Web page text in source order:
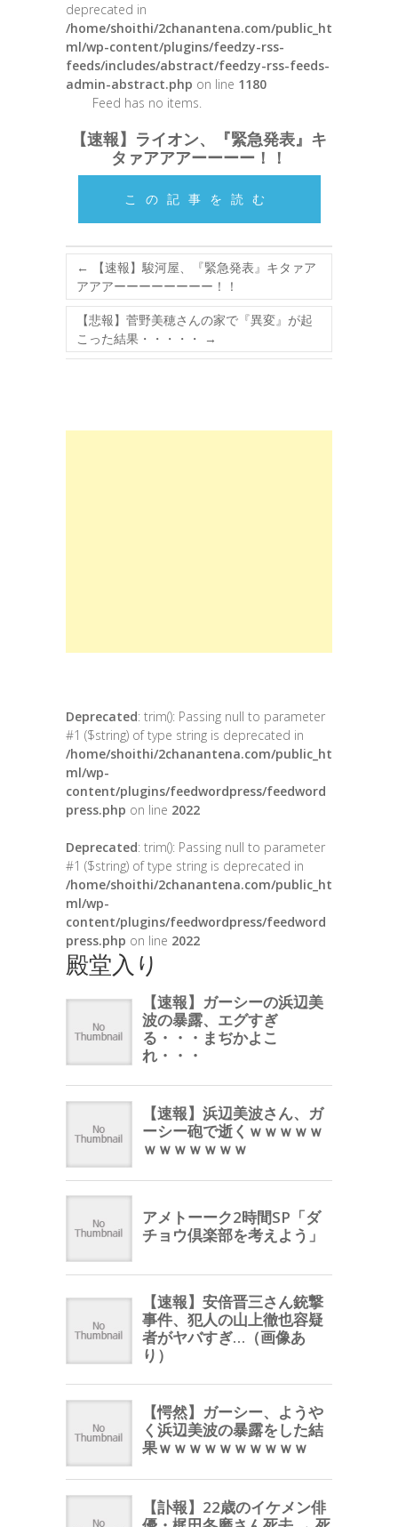
deprecated in
/home/shoithi/2chanantena.com/public_ht
ml/wp-content/plugins/feedzy-rss-
feeds/includes/abstract/feedzy-rss-feeds-
admin-abstract.php on line 1180
Feed has no items.
【速報】ライオン、『緊急発表』キ
タァアアアーーーー！！
この記事を読む
←
【速報】駿河屋、『緊急発表』キタァア
アアアーーーーーーーー！！
【悲報】菅野美穂さんの家で『異変』が起
こった結果・・・・・
→
Deprecated: trim(): Passing null to parameter
#1 ($string) of type string is deprecated in
/home/shoithi/2chanantena.com/public_ht
ml/wp-
content/plugins/feedwordpress/feedword
press.php on line 2022
Deprecated: trim(): Passing null to parameter
#1 ($string) of type string is deprecated in
/home/shoithi/2chanantena.com/public_ht
ml/wp-
content/plugins/feedwordpress/feedword
press.php on line 2022
殿堂入り